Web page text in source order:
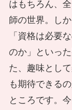
はもちろん、
師の世界。し
「資格は必要
のか」といっ
た、趣味とし
も期待できる
ところです。